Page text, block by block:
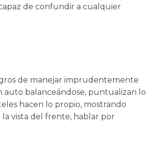
de confundir a cualquier
de manejar imprudentemente
auto balanceándose, puntualizan lo
hacen lo propio, mostrando
vista del frente, hablar por